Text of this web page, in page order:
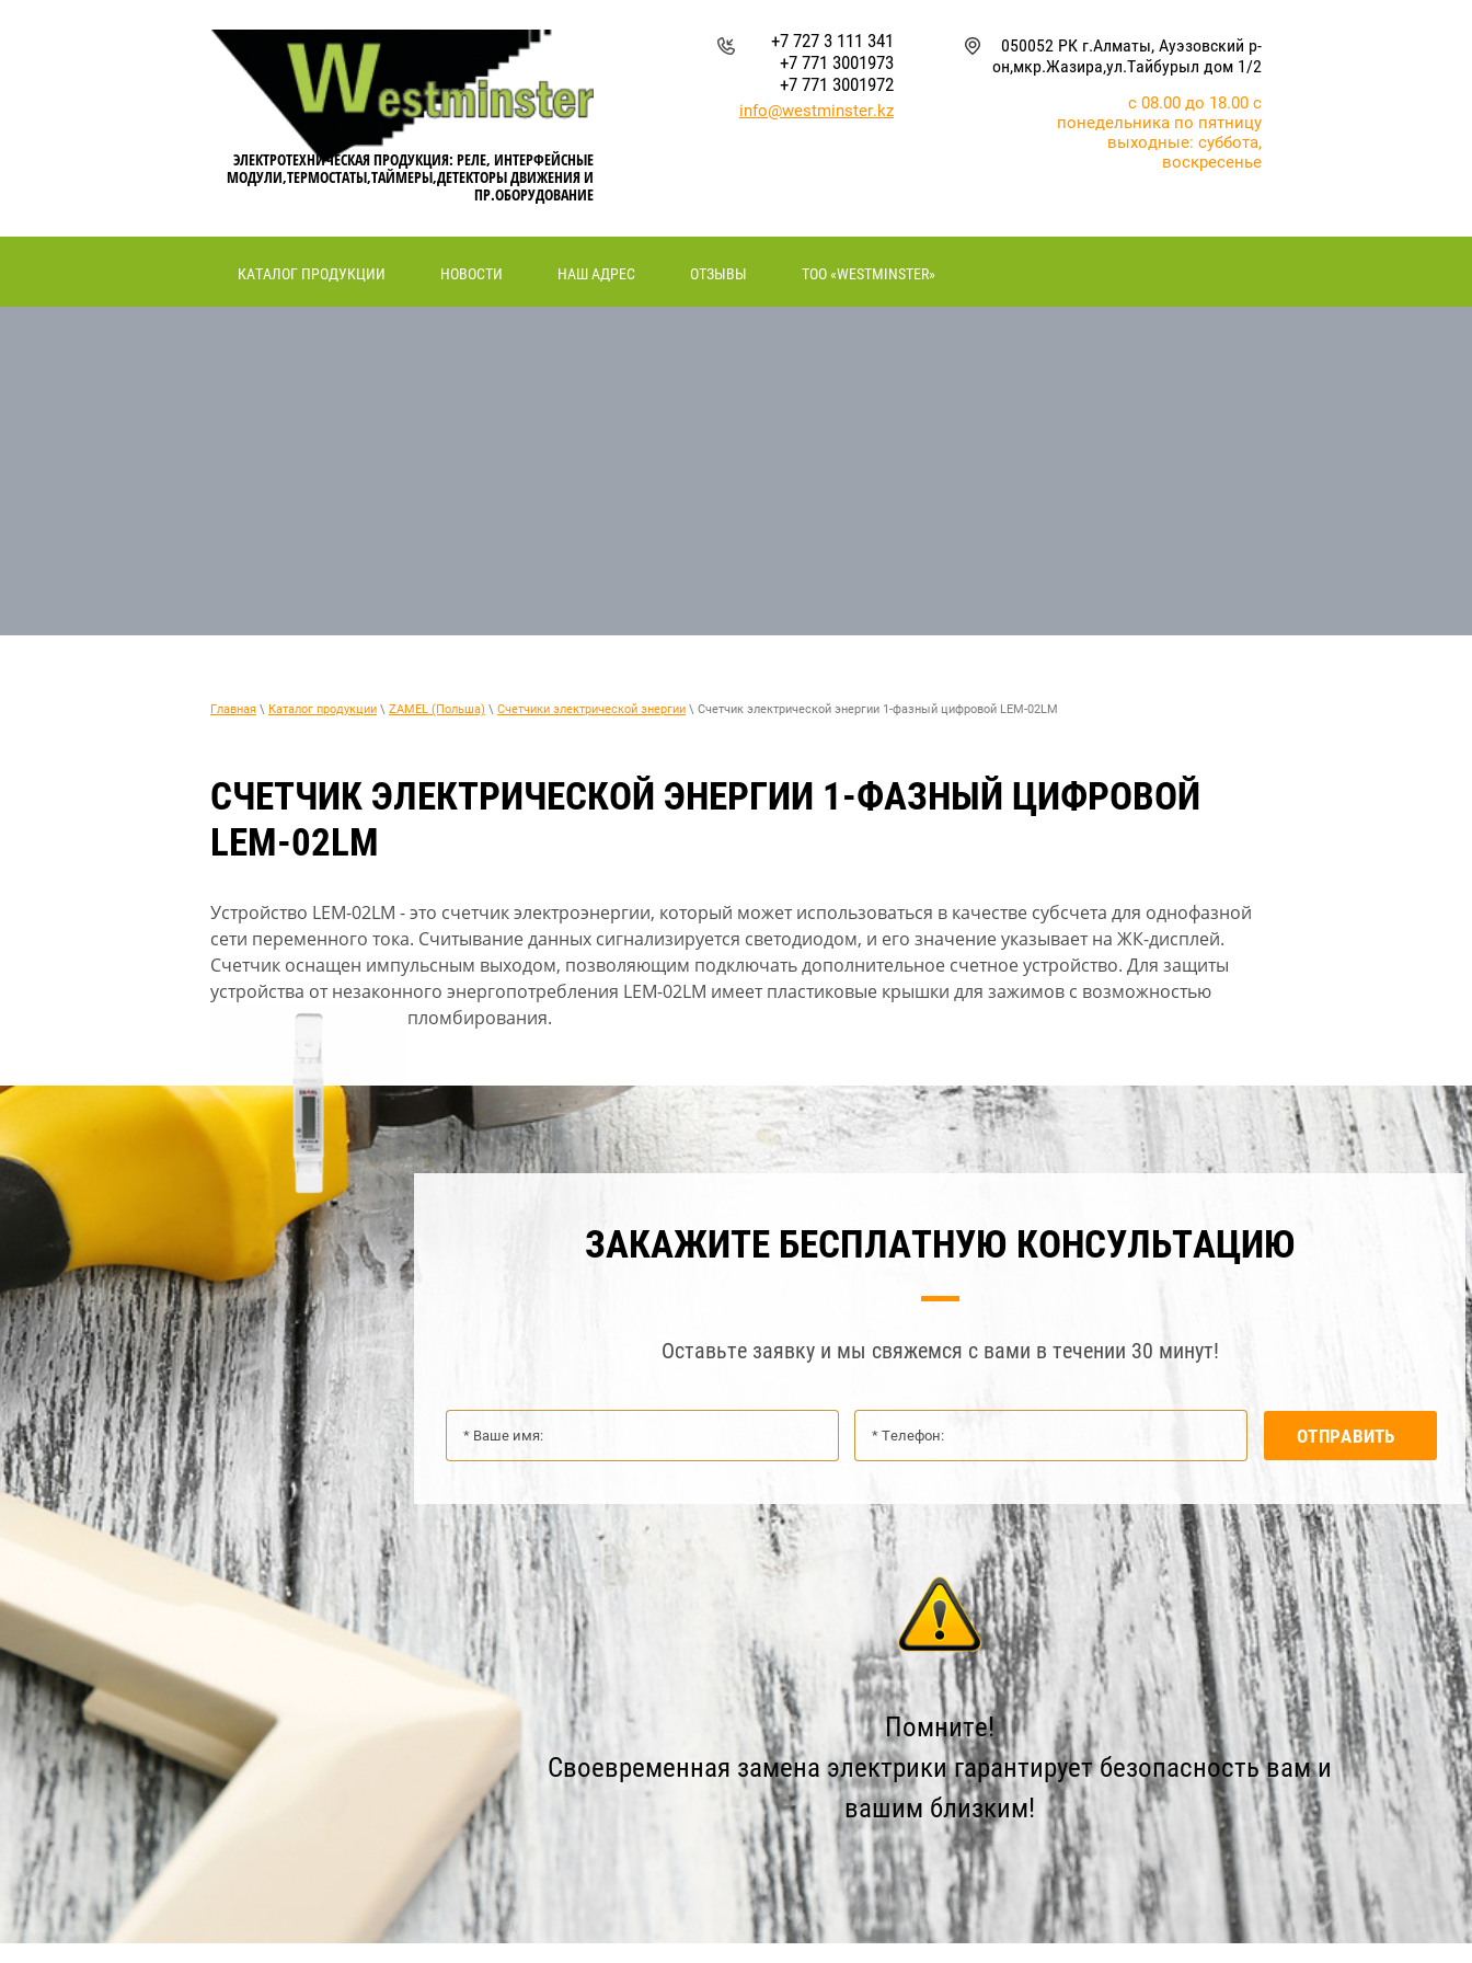
ЭЛЕКТРОТЕХНИЧЕСКАЯ ПРОДУКЦИЯ: РЕЛЕ, ИНТЕРФЕЙСНЫЕ
МОДУЛИ,ТЕРМОСТАТЫ,ТАЙМЕРЫ,ДЕТЕКТОРЫ ДВИЖЕНИЯ И
ПР.ОБОРУДОВАНИЕ
+7 727 3 111 341
+7 771 3001973
+7 771 3001972
info@westminster.kz
050052 РК г.Алматы, Ауэзовский р-
он,мкр.Жазира,ул.Тайбурыл дом 1/2
с 08.00 до 18.00 с
понедельника по пятницу
выходные: суббота,
воскресенье
КАТАЛОГ ПРОДУКЦИИ НОВОСТИ НАШ АДРЕС ОТЗЫВЫ ТОО «WESTMINSTER»
Главная \ Каталог продукции \ ZAMEL (Польша) \ Счетчики электрической энергии \ Счетчик электрической энергии 1-фазный цифровой LEM-02LM
СЧЕТЧИК ЭЛЕКТРИЧЕСКОЙ ЭНЕРГИИ 1-ФАЗНЫЙ ЦИФРОВОЙ
LEM-02LM
Устройство LEM-02LM - это счетчик электроэнергии, который может использоваться в качестве субсчета для однофазной
сети переменного тока. Считывание данных сигнализируется светодиодом, и его значение указывает на ЖК-дисплей.
Счетчик оснащен импульсным выходом, позволяющим подключать дополнительное счетное устройство. Для защиты
устройства от незаконного энергопотребления LEM-02LM имеет пластиковые крышки для зажимов с возможностью
пломбирования.
ЗАКАЖИТЕ БЕСПЛАТНУЮ КОНСУЛЬТАЦИЮ
Оставьте заявку и мы свяжемся с вами в течении 30 минут!
ОТПРАВИТЬ
Помните!
Своевременная замена электрики гарантирует безопасность вам и
вашим близким!